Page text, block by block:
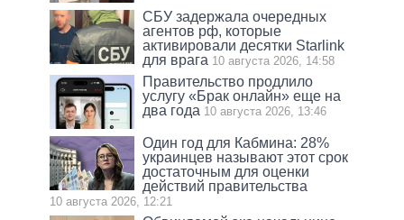
СБУ задержала очередных
агентов рф, которые
активировали десятки Starlink
для врага 10 августа 2026, 14:58
Правительство продлило
услугу «Брак онлайн» еще на
два года 10 августа 2026, 13:46
Один год для Кабмина: 28%
украинцев называют этот срок
достаточным для оценки
действий правительства
10 августа 2026, 12:21